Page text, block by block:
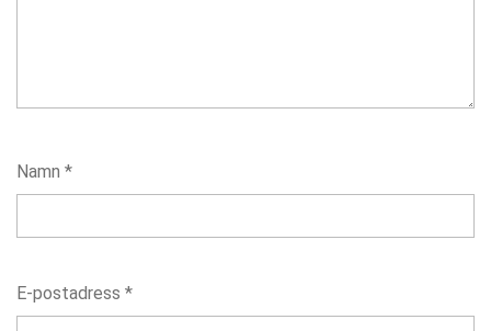
Namn *
E-postadress *